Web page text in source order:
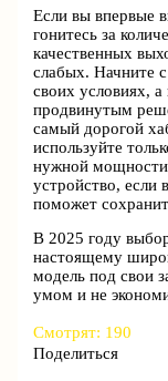
Если вы впервые
гонитесь за
качественных
слабых. Начните
своих условиях,
продвинутым
самый дорогой
используйте
нужной
устройство, если
поможет
В 2025 году
настоящему
модель под свои
умом и не
Смотрят: 190
Поделиться